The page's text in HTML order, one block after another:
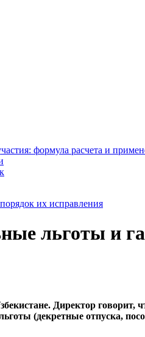
формула расчета и
их исправления
льготы и
Директор говорит,
(декретные отпуска,